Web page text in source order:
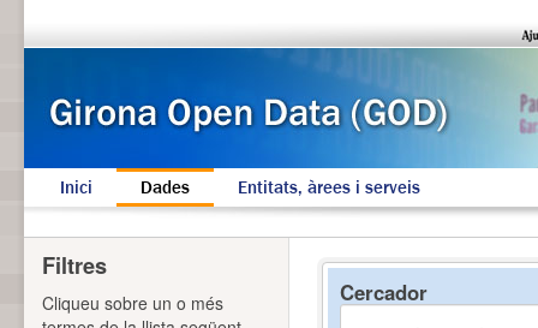
Inici Dades Entitats, àrees i serveis
Cercador
Filtres
Cliqueu sobre un o més